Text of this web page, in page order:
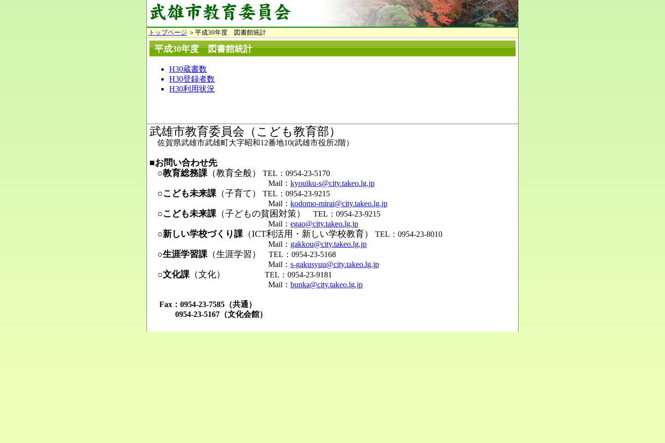
トップページ ＞平成30年度 図書館統計
平成30年度 図書館統計
H30蔵書数
H30登録者数
H30利用状況
武雄市教育委員会（こども教育部）
佐賀県武雄市武雄町大字昭和12番地10(武雄市役所2階）
■お問い合わせ先
○教育総務課（教育全般）
TEL：0954-23-5170
Mail： kyouiku-s@city.takeo.lg.jp
○こども未来課（子育て）
TEL：0954-23-9215
Mail： kodomo-mirai@city.takeo.lg.jp
○こども未来課（子どもの貧困対策）
TEL：0954-23-9215
Mail： egao@city.takeo.lg.jp
○新しい学校づくり課（ICT利活用・新しい学校教育）
TEL：0954-23-8010
Mail： gakkou@city.takeo.lg.jp
○生涯学習課（生涯学習）
TEL：0954-23-5168
Mail： s-gakusyuu@city.takeo.lg.jp
○文化課（文化）
TEL：0954-23-9181
Mail： bunka@city.takeo.lg.jp
Fax：0954-23-7585（共通）
0954-23-5167（文化会館）